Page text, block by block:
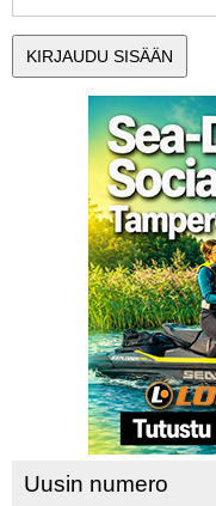
Uusin numero